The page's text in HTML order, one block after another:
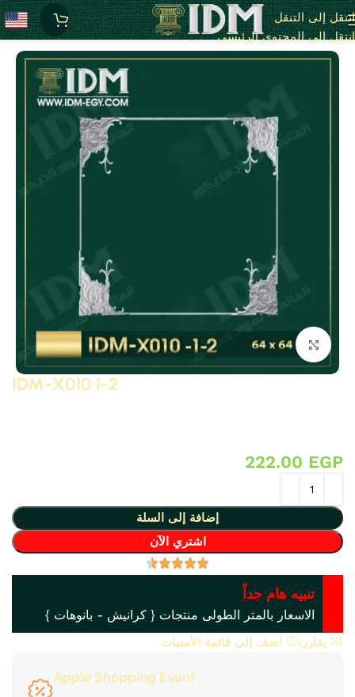
انتقل إلى التنقل
انتقل إلى المحتوى الرئيسي
الرئيسية X - زوايا بانوهات فيوتك
انقر للتكبير
IDM-X010 1-2
222.00 EGP
إضافة إلى السلة
اشتري الآن
تنبيه هام جداً
الاسعار بالمتر الطولى منتجات { كرانيش - بانوهات }
يقارن أضف إلى قائمة الأمنيات
Apple Shopping Event